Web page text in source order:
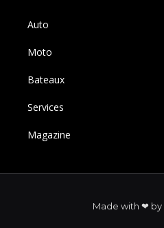
Auto
Moto
Bateaux
Services
Magazine
Made with ❤︎ by